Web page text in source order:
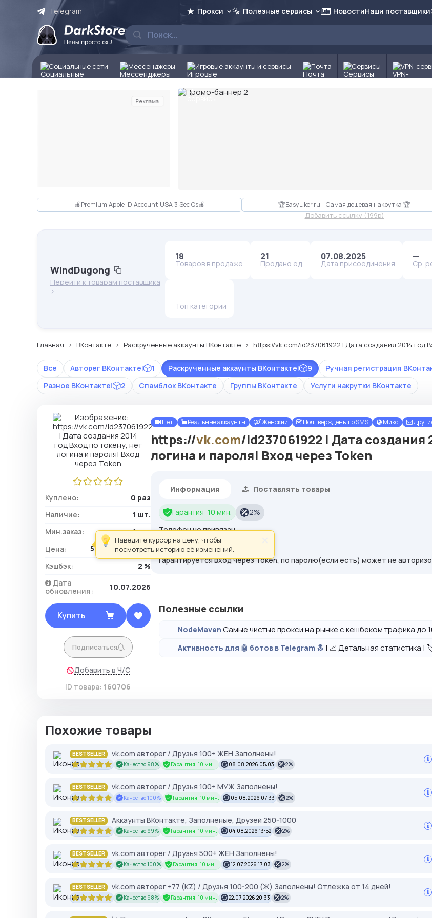
Telegram Прокси Полезные сервисы НовостиНаши поставщики
Социальные сети Мессенджеры Игровые аккаунты и сервисы Почта Сервисы VPN-
Реклама
🍎Premium Apple ID Account USA 3 Sec Qs🍎 🏆EasyLiker.ru - Самая дешёвая накрутка 🏆
Добавить ссылку (199p)
WindDugong
Перейти к товарам поставщика
>
18
Товаров в продаже
21
Продано ед.
07.08.2025
Дата присоединения
—
Ср.
Топ категории
Главная ВКонтакте Раскрученные аккаунты ВКонтакте https://vk.com/id237061922 | Дата создания 2014 год
Все Авторег ВКонтакте| 1 Раскрученные аккаунты ВКонтакте| 9 Ручная регистрация
Разное ВКонтакте| 2 Спамблок ВКонтакте Группы ВКонтакте Услуги накрутки ВКонтакте
Куплено:
0 раз
Наличие:
1 шт.
Мин.заказ:
1 шт.
Цена:
516,38 ₽ / шт.
Кэшбэк:
2 %
Дата
обновления:
10.07.2026
Купить
Подписаться
Добавить в Ч/С
ID товара: 160706
Нет Реальные аккаунты Женский Подтверждены по SMS Микс
https://vk.com/id237061922 | Дата создания
логина и пароля! Вход через Token
Информация Поставлять товары
Гарантия: 10 мин.
2%
Телефон не привязан
Старый отлежавшийся аккаунт
Подойдёт для всего
Гарантируется вход через Token, по паролю(если есть) может не
Полезные ссылки
NodeMaven Самые чистые прокси на рынке с кешбеком трафика до
Активность для 🤖 ботов в Telegram 🔝 | 📈 Детальная статистика
Похожие товары
BESTSELLER vk.com авторег / Друзья 100+ ЖЕН Заполнены!
Качество 98% Гарантия: 10 мин. 08.08.2026 05:03 2%
BESTSELLER vk.com авторег / Друзья 100+ МУЖ Заполнены!
Качество 100% Гарантия: 10 мин. 05.08.2026 07:33 2%
BESTSELLER Аккаунты ВКонтакте, Заполненые, Друзей 250-1000
Качество 99% Гарантия: 10 мин. 04.08.2026 13:52 2%
BESTSELLER vk.com авторег / Друзья 500+ ЖЕН Заполнены!
Качество 100% Гарантия: 10 мин. 12.07.2026 17:03 2%
BESTSELLER vk.com авторег +77 (KZ) / Друзья 100-200 (Ж) Заполнены! Отлежка от 14 дней!
Качество 98% Гарантия: 10 мин. 22.07.2026 20:33 2%
Наведите курсор на цену, чтобы
посмотреть историю её изменений.